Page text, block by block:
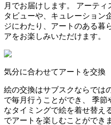
月でお届けします。 アーテ
タビューや、キュレーション
ジにわたり、アートのある暮
アをお楽しみいただけます。
気分に合わせてアートを交換
絵の交換はサブスクならでは
で毎月行うことができ、 季節
なタイミングで絵を着せ替え
でアートを楽しむことができ